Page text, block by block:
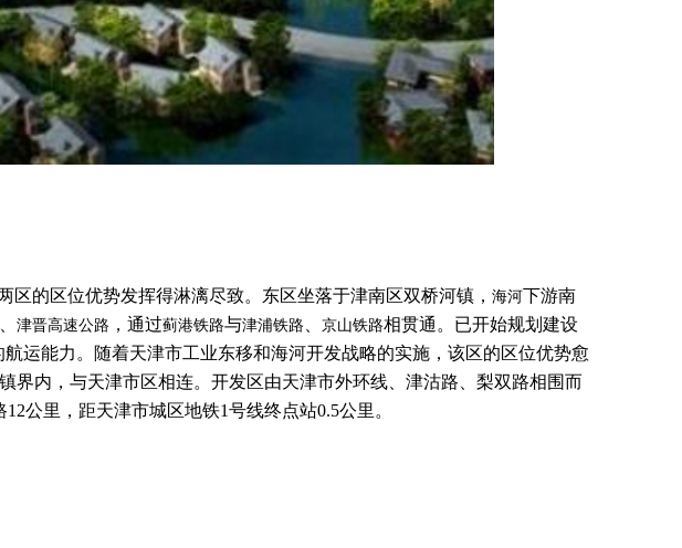
区的区位优势发挥得淋漓尽致。东区坐落于津南区双桥河镇， 海河下游南
津晋高速公路 ，通过蓟港铁路与津浦铁路 京山铁路相贯通。已开始规划建设
运能力。随着天津市工业东移和海河开发战略的实施，该区的区位优势愈
界内，与天津市区相连。开发区由天津市外环线、津沽路、梨双路相围而
公里，距天津市城区地铁1号线终点站0.5公里。